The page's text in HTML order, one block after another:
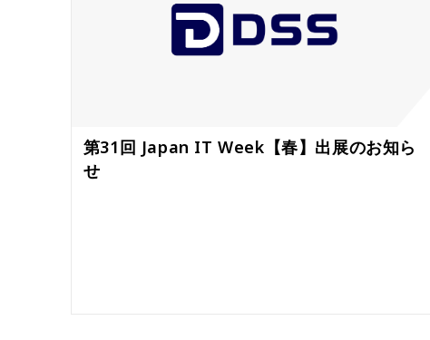
第31回 Japan IT Week【春】出展のお知ら
せ